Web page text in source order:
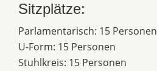
Sitzplätze:
Parlamentarisch: 15 Personen
U-Form: 15 Personen
Stuhlkreis: 15 Personen